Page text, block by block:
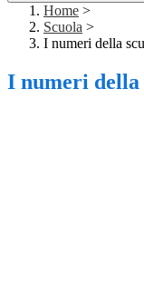
Home >
Scuola >
I numeri della
I numeri della